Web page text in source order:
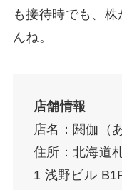
も接待時でも、
んね。
店舗情報
店名：閼伽（
住所：北海道
1 浅野ビル